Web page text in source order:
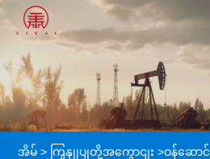
အိမ် > ကြှနျုပျတို့အကွောငျး >ဝန်ဆောင်